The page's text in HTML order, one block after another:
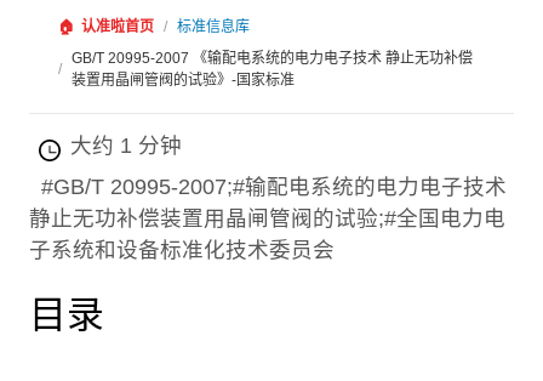
🏠 认准啦首页 / 标准信息库
/
GB/T 20995-2007 《输配电系统的电力电子技术 静止无功补偿
装置用晶闸管阀的试验》-国家标准
大约 1 分钟
#GB/T 20995-2007;#输配电系统的电力电子技术
静止无功补偿装置用晶闸管阀的试验;#全国电力电
子系统和设备标准化技术委员会
目录